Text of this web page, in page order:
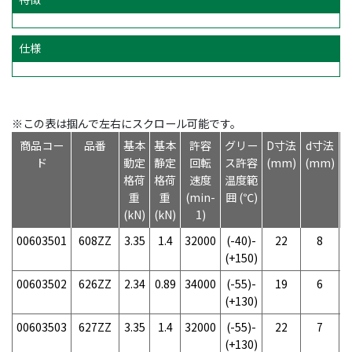
仕様
※この表は掴んで左右にスクロール可能です。
商品コー
ド
品番
基本
動定
格荷
重
(kN)
基本
静定
格荷
重
(kN)
許容
回転
速度
(min-
1)
グリー
ス許容
温度範
囲 (℃)
D寸法
(mm)
d寸法
(mm)
00603501 608ZZ 3.35 1.4 32000
(-40)-
(+150)
22 8
00603502 626ZZ 2.34 0.89 34000
(-55)-
(+130)
19 6
00603503 627ZZ 3.35 1.4 32000
(-55)-
(+130)
22 7